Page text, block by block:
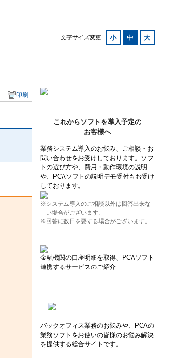
文字サイズ変更
これからソフトを導入予定の
お客様へ
業務システム導入のお悩み、ご相談・お
問い合わせをお受けしております。ソフ
トの選び方や、費用・動作環境の説明
や、PCAソフトの説明デモ受付もお受け
しております。
※システム導入のご相談以外は回答出来な
い場合がございます。
※回答に数日を要する場合がございます。
金融機関の口座明細を取得、PCAソフト
連携するサービスのご紹介
バックオフィス業務のお悩みや、PCAの
業務ソフトをお使いの皆様のお悩み解決
を提供する総合サイトです。
印刷